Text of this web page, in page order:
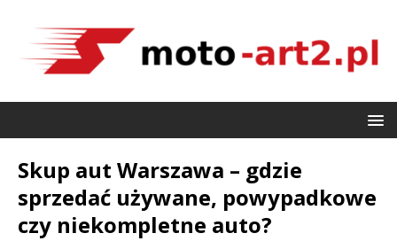
Skup aut Warszawa – gdzie
sprzedać używane, powypadkowe
czy niekompletne auto?